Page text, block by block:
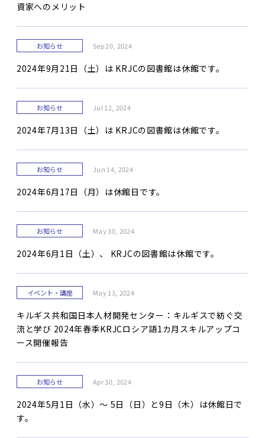
資家へのメリット
お知らせ Sep 20, 2024
2024年9月21日（土）は KRJCの図書館は休館です。
お知らせ Jul 12, 2024
2024年7月13日（土）は KRJCの図書館は休館です。
お知らせ Jun 14, 2024
2024年6月17日（月）は休館日です。
お知らせ May 30, 2024
2024年6月1日（土）、 KRJCの図書館は休館です。
イベント・講座 May 13, 2024
キルギス共和国日本人材開発センター：キルギスで紡ぐ交
流と学び 2024年春季KRJCロシア語1カ月スキルアップコ
ース開催報告
お知らせ Apr 30, 2024
2024年5月1日（水）～ 5日（日）と9日（木）は休館日で
す。